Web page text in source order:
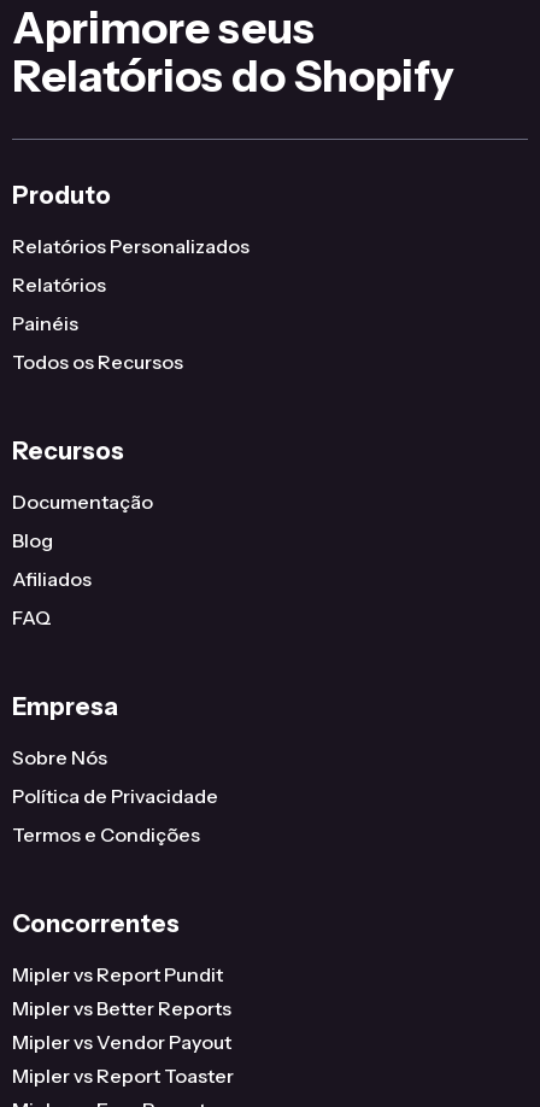
Aprimore seus
Relatórios do Shopify
Produto
Relatórios Personalizados
Relatórios
Painéis
Todos os Recursos
Recursos
Documentação
Blog
Afiliados
FAQ
Empresa
Sobre Nós
Política de Privacidade
Termos e Condições
Concorrentes
Mipler vs Report Pundit
Mipler vs Better Reports
Mipler vs Vendor Payout
Mipler vs Report Toaster